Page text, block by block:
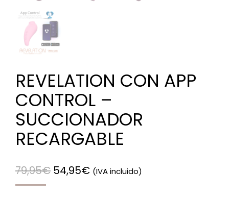
REVELATION CON APP
CONTROL –
SUCCIONADOR
RECARGABLE
79,95€ 54,95€ (IVA incluido)